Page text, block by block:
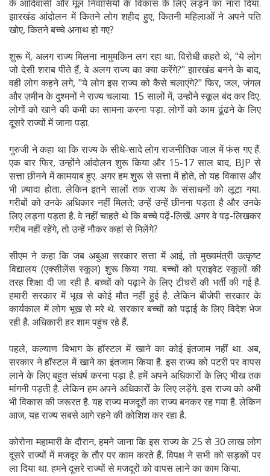
के आदिवासी और मूल निवासियों के विकास के लिए लड़ने का नारा दिया.
झारखंड आंदोलन में कितने लोग शहीद हुए, कितनी महिलाओं ने अपने पति
खोए, कितने बच्चे अनाथ हो गए?
शुरू में, अलग राज्य मिलना नामुमकिन लग रहा था. विरोधी कहते थे, "ये लोग
जो देसी शराब पीते हैं, वे अलग राज्य का क्या करेंगे?" झारखंड बनने के बाद,
वही लोग कहने लगे, "ये लोग इस राज्य को कैसे चलाएंगे?" फिर, जल, जंगल
और ज़मीन के दुश्मनों ने राज्य चलाया. 15 सालों में, उन्होंने स्कूल बंद कर दिए.
लोगों को खाने की कमी का सामना करना पड़ा. लोगों को काम ढूंढने के लिए
दूसरे राज्यों में जाना पड़ा.
गुरुजी ने कहा था कि राज्य के सीधे-सादे लोग राजनीतिक जाल में फंस गए हैं.
एक बार फिर, उन्होंने आंदोलन शुरू किया और 15-17 साल बाद, BJP से
सत्ता छीनने में कामयाब हुए. अगर हम शुरू से सत्ता में होते, तो यह विकास और
भी ज़्यादा होता. लेकिन इतने सालों तक राज्य के संसाधनों को लूटा गया.
गरीबों को उनके अधिकार नहीं मिलते; उन्हें उन्हें छीनना पड़ता है और उनके
लिए लड़ना पड़ता है. वे नहीं चाहते थे कि बच्चे पढ़ें-लिखें. अगर वे पढ़-लिखकर
गरीब नहीं रहेंगे, तो उन्हें नौकर कहां से मिलेंगे?
सीएम ने कहा कि जब अबुआ सरकार सत्ता में आई, तो मुख्यमंत्री उत्कृष्ट
विद्यालय (एक्सीलेंस स्कूल) शुरू किया गया. बच्चों को प्राइवेट स्कूलों की
तरह शिक्षा दी जा रही है. बच्चों को पढ़ाने के लिए टीचरों की भर्ती की गई है.
हमारी सरकार में भूख से कोई मौत नहीं हुई है. लेकिन बीजेपी सरकार के
कार्यकाल में लोग भूख से मरे थे. सरकार बच्चों को पढ़ाई के लिए विदेश भेज
रही है. अधिकारी हर शाम पहुंच रहे हैं.
पहले, कल्याण विभाग के हॉस्टल में खाने का कोई इंतजाम नहीं था. अब,
सरकार ने हॉस्टल में खाने का इंतजाम किया है. इस राज्य को पटरी पर वापस
लाने के लिए बहुत संघर्ष करना पड़ा है. हमें अपने अधिकारों के लिए भीख तक
मांगनी पड़ती है. लेकिन हम अपने अधिकारों के लिए लड़ेंगे. इस राज्य को अभी
भी विकास की जरूरत है. यह राज्य मजदूरों का राज्य बनकर रह गया है. लेकिन
आज, यह राज्य सबसे आगे रहने की कोशिश कर रहा है.
कोरोना महामारी के दौरान, हमने जाना कि इस राज्य के 25 से 30 लाख लोग
दूसरे राज्यों में मजदूर के तौर पर काम करते हैं. विपक्ष ने सभी को सड़कों पर
ला दिया था. हमने दूसरे राज्यों से मजदूरों को वापस लाने का काम किया.